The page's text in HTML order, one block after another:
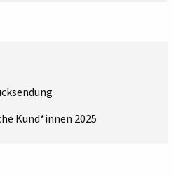
Kund*innen 2025